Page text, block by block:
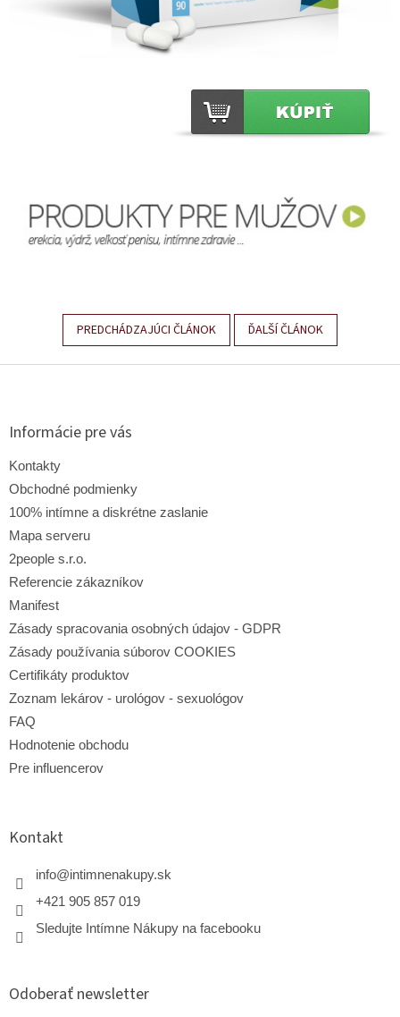
PREDCHÁDZAJÚCI ČLÁNOK ĎALŠÍ ČLÁNOK
Z
Informácie pre vás
Kontakty
Obchodné podmienky
100% intímne a diskrétne zaslanie
Mapa serveru
2people s.r.o.
Referencie zákazníkov
Manifest
Zásady spracovania osobných údajov - GDPR
Zásady používania súborov COOKIES
Certifikáty produktov
Zoznam lekárov - urológov - sexuológov
FAQ
Hodnotenie obchodu
Pre influencerov
Kontakt
info@intimnenakupy.sk
+421 905 857 019
Sledujte Intímne Nákupy na facebooku
Odoberať newsletter